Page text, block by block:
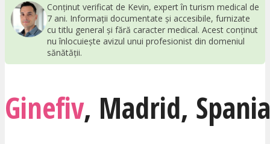
Conținut verificat de Kevin, expert în turism medical de
7 ani. Informații documentate și accesibile, furnizate
cu titlu general și fără caracter medical. Acest conținut
nu înlocuiește avizul unui profesionist din domeniul
sănătății.
Ginefiv, Madrid, Spania